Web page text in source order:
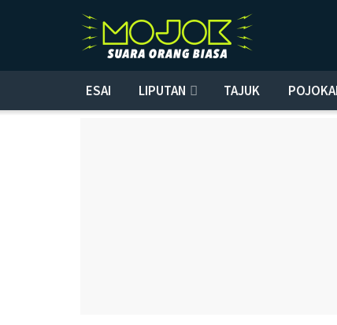
ESAI LIPUTAN TAJUK